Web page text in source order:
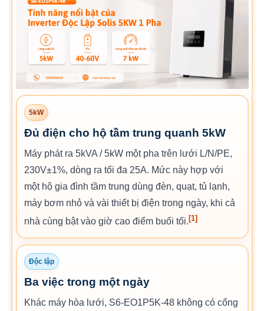
5kW
Đủ điện cho hộ tầm trung quanh 5kW
Máy phát ra 5kVA / 5kW một pha trên lưới L/N/PE,
230V±1%, dòng ra tối đa 25A. Mức này hợp với
một hộ gia đình tầm trung dùng đèn, quạt, tủ lạnh,
máy bơm nhỏ và vài thiết bị điện trong ngày, khi cả
nhà cùng bật vào giờ cao điểm buổi tối. [1]
Độc lập
Ba việc trong một ngày
Khác máy hòa lưới, S6-EO1P5K-48 không có cổng